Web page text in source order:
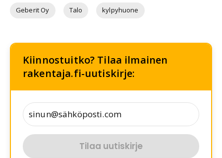
Geberit Oy Talo kylpyhuone
Kiinnostuitko? Tilaa ilmainen
rakentaja.fi-uutiskirje:
Tilaa uutiskirje